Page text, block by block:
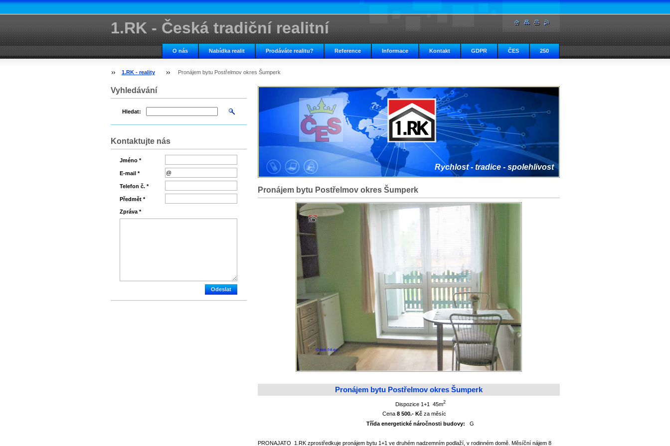
1.RK - Česká tradiční realitní
kancelářO nás Nabídka realit Prodáváte realitu? Reference Informace Kontakt GDPR ČES 250
1.RK - reality Pronájem bytu Postřelmov okres Šumperk
Rychlost - tradice - spolehlivost
Pronájem bytu Postřelmov okres Šumperk
Pronájem bytu Postřelmov okres Šumperk
Dispozice 1+1 45m2
Cena8 500.- Kč za měsíc
Třída energetické náročnosti budovy:G
PRONAJATO 1.RK zprostředkuje pronájem bytu 1+1 ve druhém nadzemním podlaží, v rodinném domě. Měsíční nájem 8
Vyhledávání
Hledat:
Kontaktujte nás
Jméno *
E-mail *
Telefon č. *
Předmět *
Zpráva *